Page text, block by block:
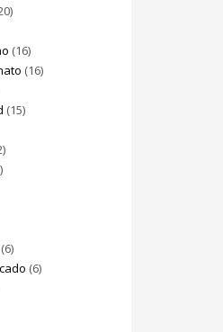
(16)
(16)
(15)
(6)
(6)